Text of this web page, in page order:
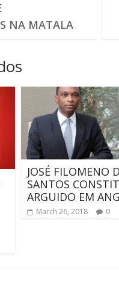
NA MATALA
JOSÉ FILOMENO
SANTOS
ARGUIDO EM
March 26, 2018 0